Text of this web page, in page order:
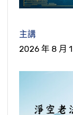
主講
2026 年 8 月